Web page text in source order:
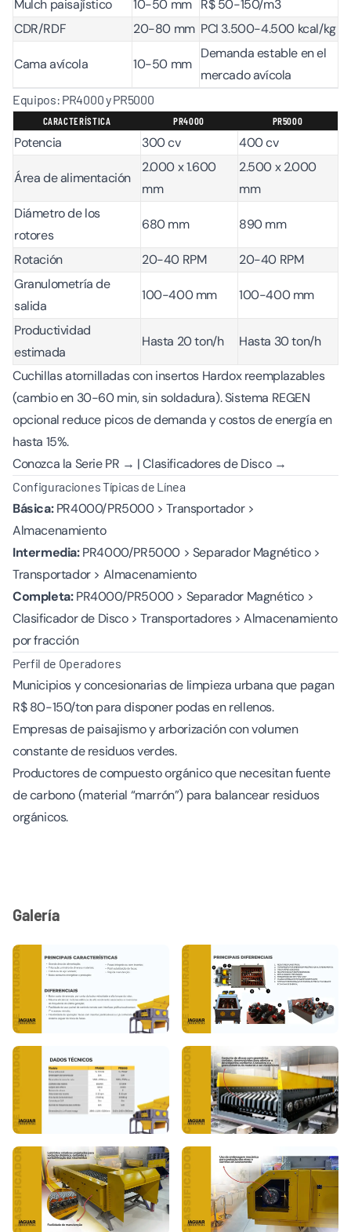
Mulch paisajístico 10-50 mm
R$ 50-150/m3
CDR/RDF
20-80 mm PCI 3.500-4.500 kcal/kg
Cama avícola 10-50 mm
Demanda estable en el
mercado avícola
Equipos: PR4000 y PR5000
CARACTERÍSTICA PR4000 PR5000
Potencia 300 cv 400 cv
Área de alimentación
2.000 x 1.600
mm
2.500 x 2.000
mm
Diámetro de los
rotores
680 mm 890 mm
Rotación 20-40 RPM
20-40 RPM
Granulometría de
salida
100-400 mm 100-400 mm
Productividad
estimada
Hasta 20 ton/h Hasta 30 ton/h
Cuchillas atornilladas con insertos Hardox reemplazables
(cambio en 30-60 min, sin soldadura). Sistema REGEN
opcional reduce picos de demanda y costos de energía en
hasta 15%.
Conozca la Serie PR → |Clasificadores de Disco →
Configuraciones Típicas de Línea
Básica:PR4000/PR5000 > Transportador >
Almacenamiento
Intermedia:PR4000/PR5000 > Separador Magnético >
Transportador > Almacenamiento
Completa:PR4000/PR5000 > Separador Magnético >
Clasificador de Disco > Transportadores > Almacenamiento
por fracción
Perfil de Operadores
Municipios y concesionarias de limpieza urbana que pagan
R$ 80-150/ton para disponer podas en rellenos.
Empresas de paisajismo y arborización con volumen
constante de residuos verdes.
Productores de compuesto orgánico que necesitan fuente
de carbono (material “marrón”) para balancear residuos
orgánicos.
Galería